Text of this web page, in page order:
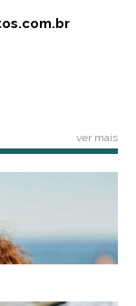
ver mais